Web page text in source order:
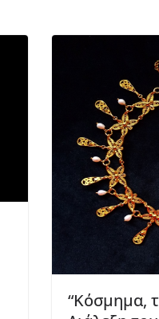
“Κόσμημα,